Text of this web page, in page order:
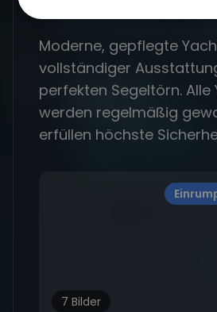
Moderne, gepflegte
vollständiger
perfekten Segeltörn. Alle
werden regelmäßig
erfüllen höchste
7 Bilder